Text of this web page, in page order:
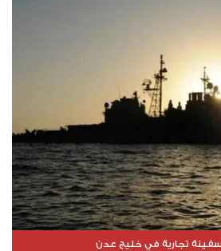
تجارية في خليج عدن